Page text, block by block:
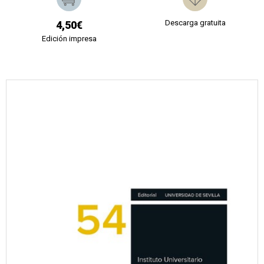
4,50€
Edición impresa
Descarga gratuita